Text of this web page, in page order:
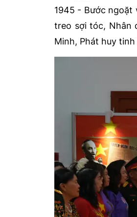
1945 - Bước ngoặt
treo sợi tóc, Nhân
Minh, Phát huy